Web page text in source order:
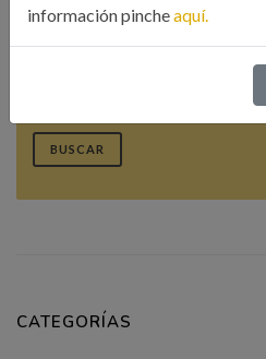
Búsqueda
BUSCAR
CATEGORÍAS
información pincheaquí.